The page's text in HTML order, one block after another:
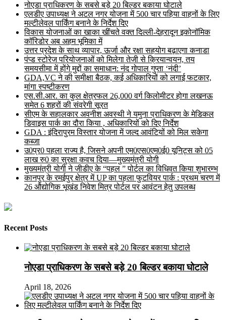
नोएडा प्राधिकरण के सबसे बड़े 20 बिल्डर बकाया घोटाले
एलडीए उपाध्यक्ष ने अटल नगर योजना में 500 चार पहिया वाहनों के लिए
मल्टीलेवल पार्किंग बनाने के निर्देश दिए
विकास योजनाओं का खाका खींचते वक्त दिल्ली-देहरादून इकोनॉमिक
कॉरिडोर अब अहम भूमिका में
उत्तर प्रदेश के साथ व्यापार, ऊर्जा और रक्षा सहयोग बढ़ाएगा कनाडा
पंप्ड स्टोरेज परियोजनाओं को मिलेगा तेजी से क्रियान्वयन, तय
समयसीमा में होंगे मुद्दों का समाधान: नंद गोपाल गुप्ता ‘नंदी’
GDA,VC ने की समीक्षा बैठक, कई अधिकारियों को लगाई फटकार,
मांगा स्पष्टीकरण
एस.सी.आर. का कुल क्षेत्रफल 26,000 वर्ग किलोमीटर होगा लखनऊ
समेत 6 शहरों की संवरेगी सूरत
सीएम के सहालकार अवनीश अवस्थी ने यमुना प्राधिकरण के मेडिकल
डिवाइस पार्क का दौरा किया , अधिकारियों को दिए निर्देश
GDA : इंदिरापुरम विस्तार योजना में जल्द आवंटियों को मिल सकेगा
कब्जा
उ0प्र0 पहला राज्य है, जिसने अपनी एम0एस0एम0ई0 यूनिट्स को 05
लाख रु0 का सुरक्षा कवच दिया—मुख्यमंत्री योगी
मुख्यमंत्री योगी ने जीडीए के “पहल ” पोर्टल का विधिवत किया शुभारम्भ
कानपुर के रमईपुर क्षेत्र में UP का पहला फुटवियर पार्क : प्रथम चरण में
26 औद्योगिक भूखंड निवेश मित्र पोर्टल पर आवंटन हेतु उपलब्ध
Recent Posts
नोएडा प्राधिकरण के सबसे बड़े 20 बिल्डर बकाया घोटाले
April 18, 2026